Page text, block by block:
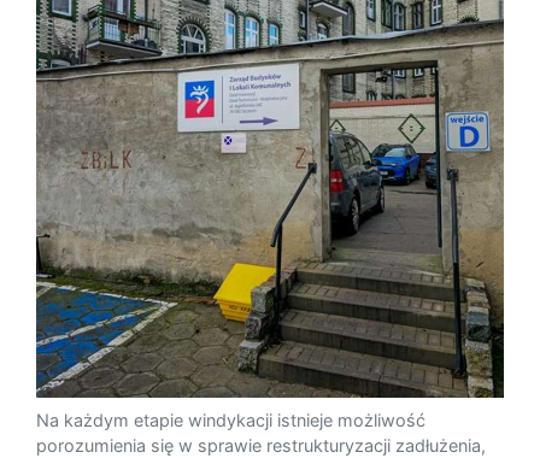
Na każdym etapie windykacji istnieje możliwość
porozumienia się w sprawie restrukturyzacji zadłużenia,